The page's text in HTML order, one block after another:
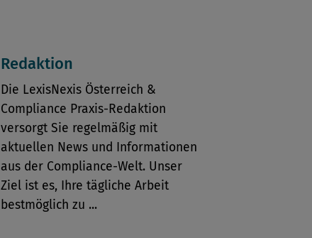
Redaktion
Die LexisNexis Österreich &
Compliance Praxis-Redaktion
versorgt Sie regelmäßig mit
aktuellen News und Informationen
aus der Compliance-Welt. Unser
Ziel ist es, Ihre tägliche Arbeit
bestmöglich zu ...